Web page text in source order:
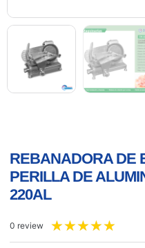
REBANADORA DE
PERILLA DE
220AL
0 review ★★★★★